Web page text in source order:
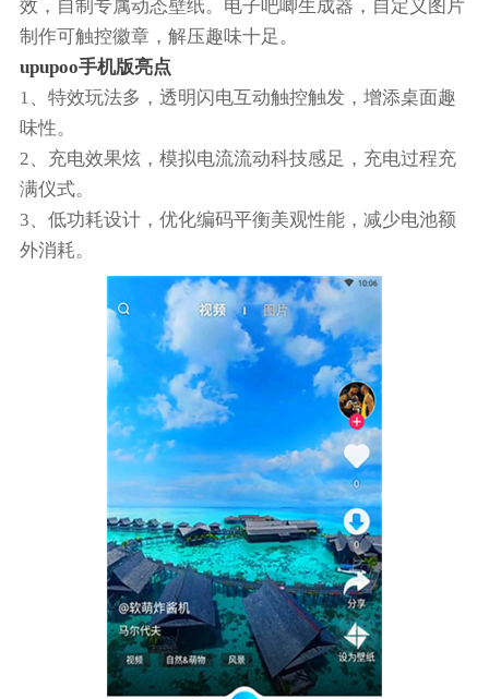
效，自制专属动态壁纸。电子吧唧生成器，自定义图片
制作可触控徽章，解压趣味十足。
upupoo手机版亮点
1、特效玩法多，透明闪电互动触控触发，增添桌面趣
味性。
2、充电效果炫，模拟电流流动科技感足，充电过程充
满仪式。
3、低功耗设计，优化编码平衡美观性能，减少电池额
外消耗。